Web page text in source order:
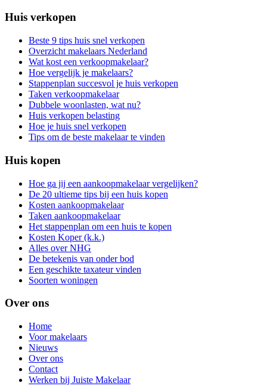
Huis verkopen
Beste 9 tips huis snel verkopen
Overzicht makelaars Nederland
Wat kost een verkoopmakelaar?
Hoe vergelijk je makelaars?
Stappenplan succesvol je huis verkopen
Taken verkoopmakelaar
Dubbele woonlasten, wat nu?
Huis verkopen belasting
Hoe je huis snel verkopen
Tips om de beste makelaar te vinden
Huis kopen
Hoe ga jij een aankoopmakelaar vergelijken?
De 20 ultieme tips bij een huis kopen
Kosten aankoopmakelaar
Taken aankoopmakelaar
Het stappenplan om een huis te kopen
Kosten Koper (k.k.)
Alles over NHG
De betekenis van onder bod
Een geschikte taxateur vinden
Soorten woningen
Over ons
Home
Voor makelaars
Nieuws
Over ons
Contact
Werken bij Juiste Makelaar